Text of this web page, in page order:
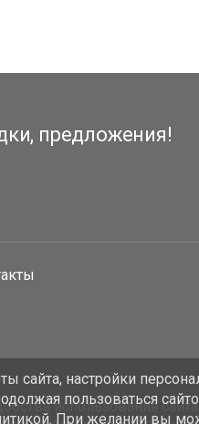
предложения!
использования
настройки
пользоваться
При желании вы